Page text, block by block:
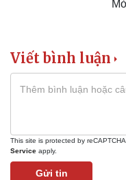
Viết bình luận
This site is protected by
Service apply.
Gửi tin